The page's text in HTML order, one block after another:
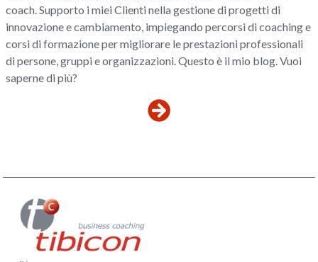
coach. Supporto i miei Clienti nella gestione di progetti di
innovazione e cambiamento, impiegando percorsi di coaching e
corsi di formazione per migliorare le prestazioni professionali
di persone, gruppi e organizzazioni. Questo è il mio blog. Vuoi
saperne di più?